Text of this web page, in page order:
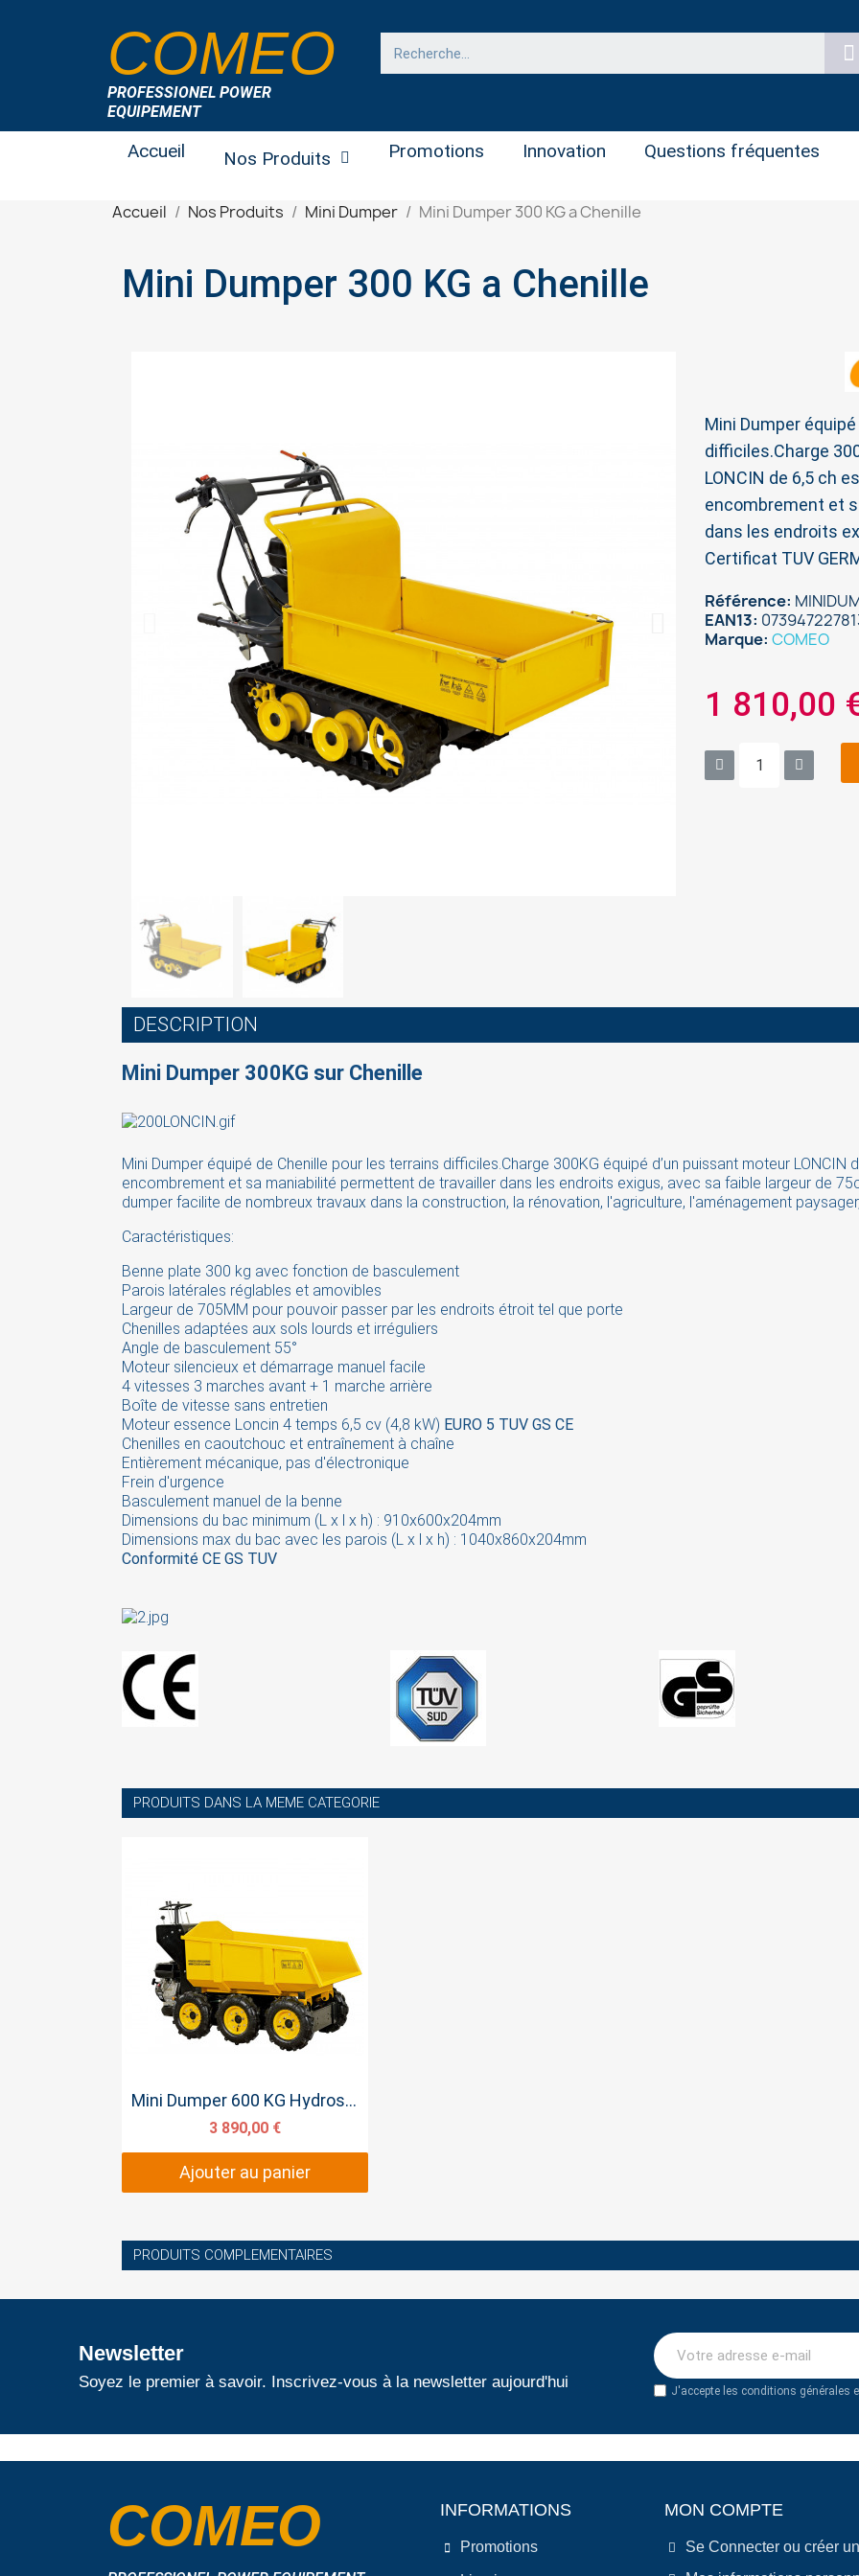
COMEO
PROFESSIONEL POWER
EQUIPEMENT
Accueil Nos Produits Promotions Innovation Questions fréquentes
Accueil Nos Produits Mini Dumper Mini Dumper 300 KG a Chenille
Mini Dumper 300 KG a Chenille
Mini Dumper
difficiles.Charge
LONCIN de 6,5 ch
encombrement et
dans les endroits
Certificat TUV
Référence
EAN13
Marque COMEO
1 810,00
DESCRIPTION
Mini Dumper 300KG sur Chenille
Mini Dumper équipé de Chenille pour les terrains difficiles.Charge 300KG équipé d’un puissant moteur
encombrement et sa maniabilité permettent de travailler dans les endroits exigus, avec sa faible largeur de
dumper facilite de nombreux travaux dans la construction, la rénovation, l'agriculture, l'aménagement
Caractéristiques:
Benne plate 300 kg avec fonction de basculement
Parois latérales réglables et amovibles
Largeur de 705MM pour pouvoir passer par les endroits étroit tel que porte
Chenilles adaptées aux sols lourds et irréguliers
Angle de basculement 55°
Moteur silencieux et démarrage manuel facile
4 vitesses 3 marches avant + 1 marche arrière
Boîte de vitesse sans entretien
Moteur essence Loncin 4 temps 6,5 cv (4,8 kW) EURO 5 TUV GS CE
Chenilles en caoutchouc et entraînement à chaîne
Entièrement mécanique, pas d'électronique
Frein d'urgence
Basculement manuel de la benne
Dimensions du bac minimum (L x l x h) : 910x600x204mm
Dimensions max du bac avec les parois (L x l x h) : 1040x860x204mm
Conformité CE GS TUV
PRODUITS DANS LA MEME CATEGORIE
Aperçu rapide Mini Dumper 600 KG Hydrostatique
3 890,00 €
Ajouter au panier
PRODUITS COMPLEMENTAIRES
Newsletter
Soyez le premier à savoir. Inscrivez-vous à la newsletter aujourd'hui
J'accepte les conditions générales
COMEO INFORMATIONS
Promotions
MON COMPTE
Se Connecter ou créer
Sign in
You need to be logged in to save products in your wish list.